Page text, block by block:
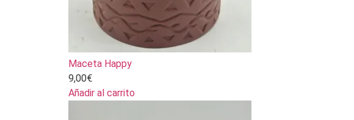
Maceta Happy
9,00€
Añadir al carrito